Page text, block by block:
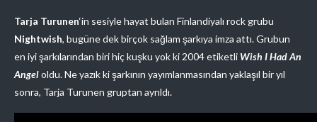
Tarja Turunen‘in sesiyle hayat bulan Finlandiyalı rock grubu
Nightwish, bugüne dek birçok sağlam şarkıya imza attı. Grubun
en iyi şarkılarından biri hiç kuşku yok ki 2004 etiketli Wish I Had An
Angeloldu. Ne yazık ki şarkının yayımlanmasından yaklaşıl bir yıl
sonra, Tarja Turunen gruptan ayrıldı.